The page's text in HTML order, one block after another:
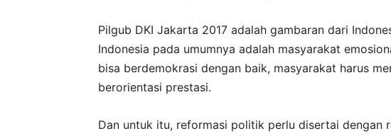
Pilgub DKI Jakarta 2017 adalah gambaran dari
Indonesia pada umumnya adalah masyarakat
bisa berdemokrasi dengan baik, masyarakat harus
berorientasi prestasi.
Dan untuk itu, reformasi politik perlu disertai dengan